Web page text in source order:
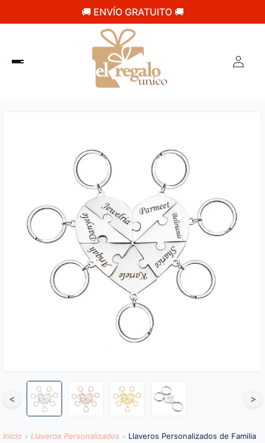
🚚 ENVÍO GRATUITO 🚚
< >
Inicio » Llaveros Personalizados » Llaveros Personalizados de Familia